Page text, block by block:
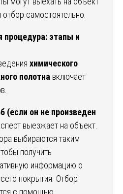
отбор самостоятельно.
процедура: этапы и
химического
полотна включает
(если он не произведен
выезжает на объект.
выбираются таким
получить
информацию о
покрытия. Отбор